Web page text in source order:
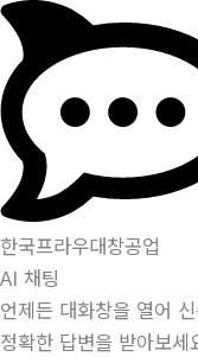
한국프라우대창공업
AI 채팅
언제든 대화창을 열어
정확한 답변을 받아보세